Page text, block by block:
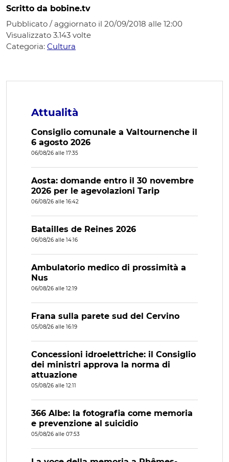
Scritto da bobine.tv
Pubblicato / aggiornato il 20/09/2018 alle 12:00
Visualizzato 3.143 volte
Categoria: Cultura
Attualità
Consiglio comunale a Valtournenche il
6 agosto 2026
06/08/26 alle 17:35
Aosta: domande entro il 30 novembre
2026 per le agevolazioni Tarip
06/08/26 alle 16:42
Batailles de Reines 2026
06/08/26 alle 14:16
Ambulatorio medico di prossimità a
Nus
06/08/26 alle 12:19
Frana sulla parete sud del Cervino
05/08/26 alle 16:19
Concessioni idroelettriche: il Consiglio
dei ministri approva la norma di
attuazione
05/08/26 alle 12:11
366 Albe: la fotografia come memoria
e prevenzione al suicidio
05/08/26 alle 07:53